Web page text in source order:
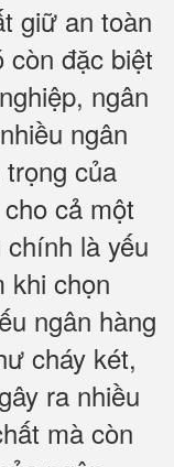
giữ an toàn
còn đặc biệt
ngân
ngân
của
cả một
là yếu
khi chọn
ngân hàng
cháy két,
ra nhiều
mà còn